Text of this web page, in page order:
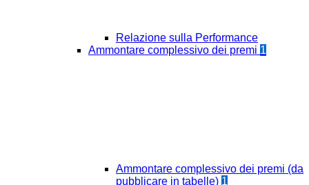
Relazione sulla Performance
Ammontare complessivo dei premi 1
Ammontare complessivo dei premi (da
pubblicare in tabelle) 1